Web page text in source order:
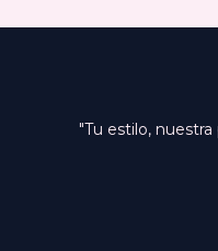
"Tu estilo, nuestra